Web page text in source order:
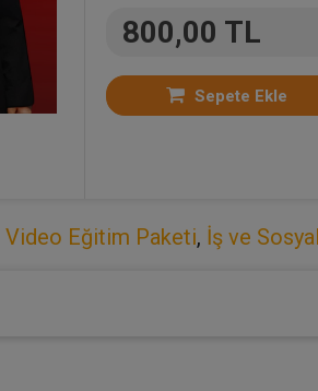
800,00 TL
Sepete Ekle
Video Eğitim Paketi, İş ve